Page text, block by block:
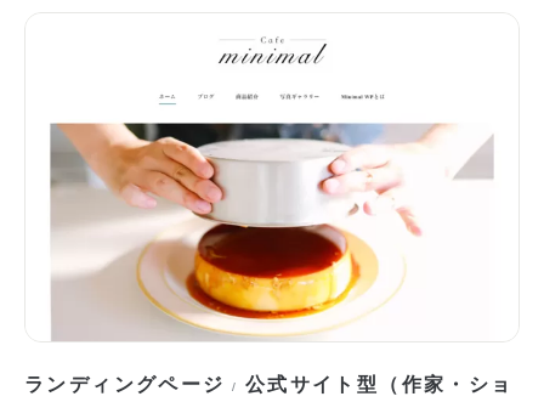
ランディングページ / 公式サイト型（作家・ショ